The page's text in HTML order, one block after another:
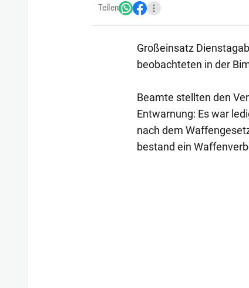
Teilen
Großeinsatz
beobachteten in der
Beamte stellten den
Entwarnung: Es war
nach dem
bestand ein